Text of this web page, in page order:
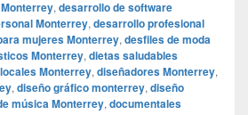
, desarrollo de software
Monterrey, desarrollo profesional
mujeres Monterrey, desfiles de moda
Monterrey, dietas saludables
Monterrey, diseñadores Monterrey,
, diseño gráfico monterrey, diseño
música Monterrey, documentales